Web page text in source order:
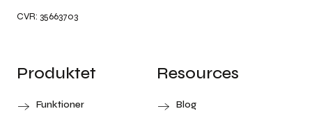
CVR: 35663703
Produktet
Funktioner
Resources
Blog